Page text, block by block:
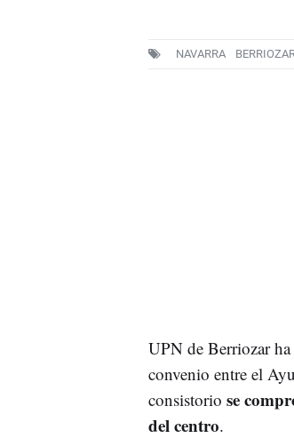
NAVARRA
UPN de Berriozar
convenio entre el
consistorio se
del centro.